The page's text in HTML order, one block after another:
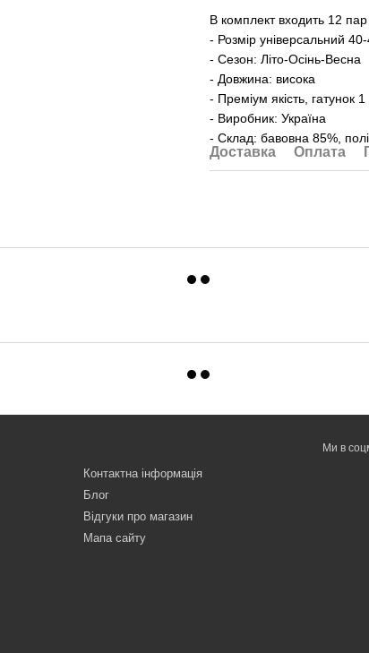
В комплект входить 12 пар
- Розмір універсальний
- Сезон: Літо-Осінь-Весна
- Довжина: висока
- Преміум якість, гатунок 1
- Виробник: Україна
- Склад: бавовна 85%,
Доставка Оплата
Контактна інформація
Блог
Відгуки про магазин
Мапа сайту
Ми в